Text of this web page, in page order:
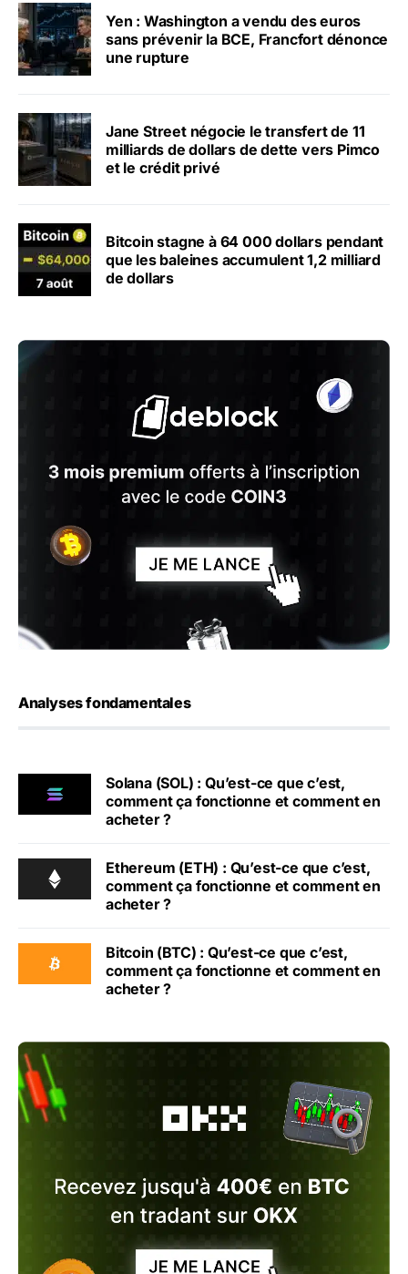
Yen : Washington a vendu des euros
sans prévenir la BCE, Francfort dénonce
une rupture
Jane Street négocie le transfert de 11
milliards de dollars de dette vers Pimco
et le crédit privé
Bitcoin stagne à 64 000 dollars pendant
que les baleines accumulent 1,2 milliard
de dollars
Analyses fondamentales
Solana (SOL) : Qu’est-ce que c’est,
comment ça fonctionne et comment en
acheter ?
Ethereum (ETH) : Qu’est-ce que c’est,
comment ça fonctionne et comment en
acheter ?
Bitcoin (BTC) : Qu’est-ce que c’est,
comment ça fonctionne et comment en
acheter ?